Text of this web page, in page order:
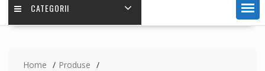
CATEGORII
Home
Produse